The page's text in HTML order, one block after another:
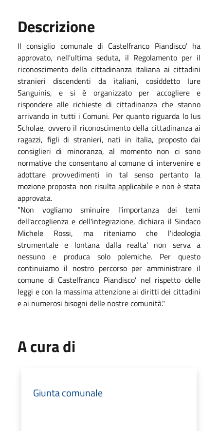
Descrizione
Il consiglio comunale di Castelfranco Piandisco' ha
approvato, nell'ultima seduta, il Regolamento per il
riconoscimento della cittadinanza italiana ai cittadini
stranieri discendenti da italiani, cosiddetto Iure
Sanguinis, e si è organizzato per accogliere e
rispondere alle richieste di cittadinanza che stanno
arrivando in tutti i Comuni. Per quanto riguarda lo Ius
Scholae, ovvero il riconoscimento della cittadinanza ai
ragazzi, figli di stranieri, nati in italia, proposto dai
consiglieri di minoranza, al momento non ci sono
normative che consentano al comune di intervenire e
adottare provvedimenti in tal senso pertanto la
mozione proposta non risulta applicabile e non è stata
approvata.
"Non vogliamo sminuire l'importanza dei temi
dell'accoglienza e dell'integrazione, dichiara il Sindaco
Michele Rossi, ma riteniamo che l'ideologia
strumentale e lontana dalla realta' non serva a
nessuno e produca solo polemiche. Per questo
continuiamo il nostro percorso per amministrare il
comune di Castelfranco Piandisco' nel rispetto delle
leggi e con la massima attenzione ai diritti dei cittadini
e ai numerosi bisogni delle nostre comunità."
A cura di
Giunta comunale